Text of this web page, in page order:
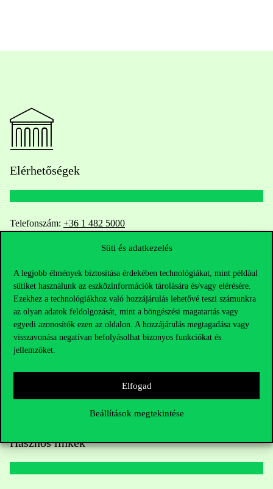
Süti és adatkezelés
A legjobb élmények biztosítása érdekében technológiákat, mint például
sütiket használunk az eszközinformációk tárolására és/vagy elérésére.
Ezekhez a technológiákhoz való hozzájárulás lehetővé teszi számunkra
az olyan adatok feldolgozását, mint a böngészési magatartás vagy
egyedi azonosítók ezen az oldalon. A hozzájárulás megtagadása vagy
visszavonása negatívan befolyásolhat bizonyos funkciókat és
jellemzőket.
Elfogad
Beállítások megtekintése
Elérhetőségek
Telefonszám: +36 1 482 5000
Kérdésed van a felvételivel kapcsolatban?
Oktatói elérhetőségek
HUB jelenlegi hallgatóinknak
Sajtó:press@uni-corvinus.hu
Hasznos linkek